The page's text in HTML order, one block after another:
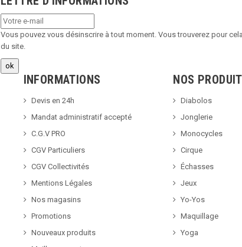
Vous pouvez vous désinscrire à tout moment. Vous trouverez pour
du site.
INFORMATIONS
Devis en 24h
Mandat administratif accepté
C.G.V PRO
CGV Particuliers
CGV Collectivités
Mentions Légales
Nos magasins
Promotions
Nouveaux produits
NOS
Diabolos
Jonglerie
Monocycles
Cirque
Échasses
Jeux
Yo-Yos
Maquillage
Yoga